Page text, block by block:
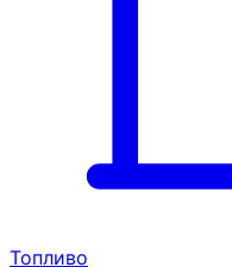
Топливо